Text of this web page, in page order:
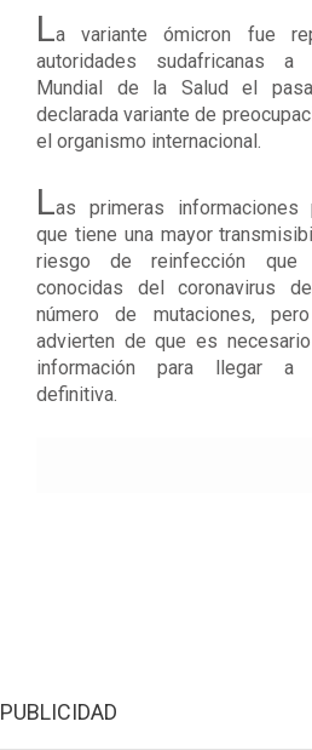
La variante ómicron fue
autoridades sudafricanas a
Mundial de la Salud el
declarada variante de
el organismo internacional.
Las primeras informaciones
que tiene una mayor
riesgo de reinfección que
conocidas del coronavirus
número de mutaciones,
advierten de que es
información para llegar a
definitiva.
PUBLICIDAD